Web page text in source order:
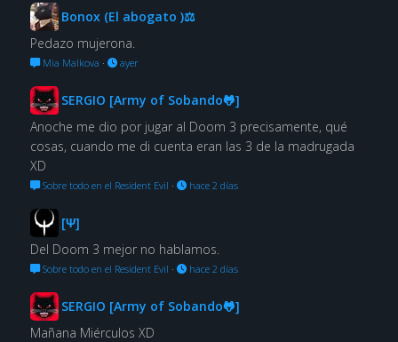
Bonox (El abogato )⚖
Pedazo mujerona.
Mia Malkova · ayer
SERGIO [Army of Sobando🐸]
Anoche me dio por jugar al Doom 3 precisamente, qué
cosas, cuando me di cuenta eran las 3 de la madrugada
XD
Sobre todo en el Resident Evil · hace 2 días
[Ψ]
Del Doom 3 mejor no hablamos.
Sobre todo en el Resident Evil · hace 2 días
SERGIO [Army of Sobando🐸]
Mañana Miérculos XD